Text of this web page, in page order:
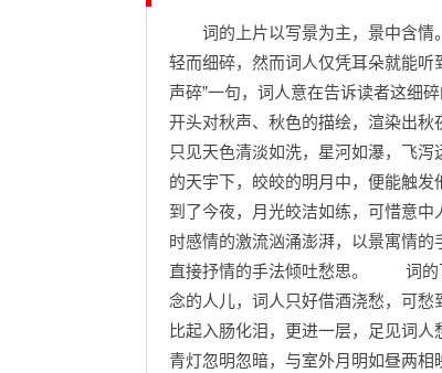
词的上片以写景为主，景中含情。
轻而细碎，然而词人仅凭耳朵就能
声碎”一句，词人意在告诉读者这细
开头对秋声、秋色的描绘，渲染出秋
只见天色清淡如洗，星河如瀑，飞
的天宇下，皎皎的明月中，便能触
到了今夜，月光皎洁如练，可惜意
时感情的激流汹涌澎湃，以景寓情
直接抒情的手法倾吐愁思。 词的
念的人儿，词人只好借酒浇愁，可愁
比起入肠化泪，更进一层，足见词
青灯忽明忽暗，与室外月明如昼两相